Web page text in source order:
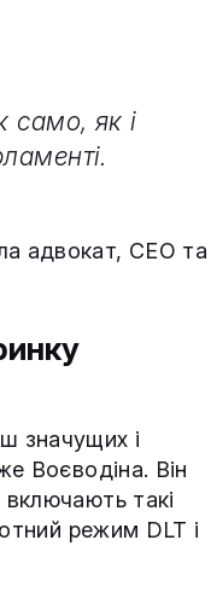
само, як і
адвокат, СЕО та
значущих і
Воєводіна. Він
такі
режим DLT і